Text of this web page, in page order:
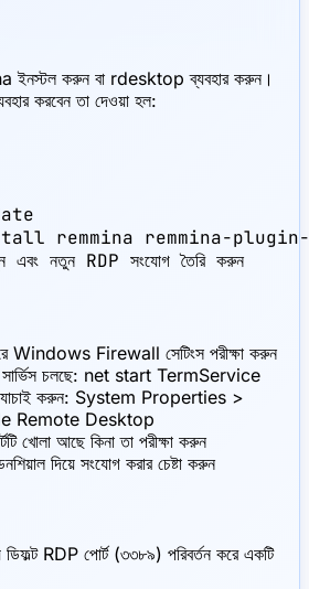
করুন বা rdesktop ব্যবহার করুন।
করবেন তা দেওয়া হল:
remmina remmina-
নতুন RDP সংযোগ তৈরি করুন
Windows Firewall সেটিংস পরীক্ষা করুন
সার্ভিস চলছে: net start TermService
যাচাই করুন: System Properties >
Remote Desktop
খোলা আছে কিনা তা পরীক্ষা করুন
দিয়ে সংযোগ করার চেষ্টা করুন
RDP পোর্ট (৩৩৮৯) পরিবর্তন করে একটি